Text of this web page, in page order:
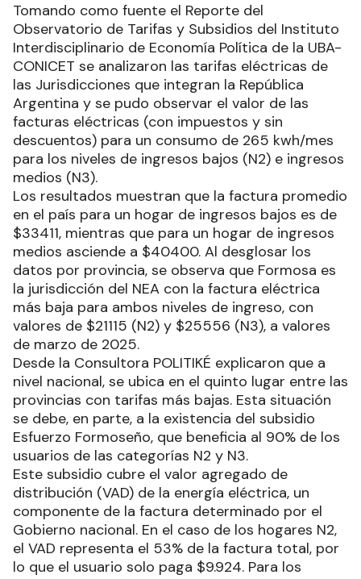
Tomando como fuente el Reporte del
Observatorio de Tarifas y Subsidios del Instituto
Interdisciplinario de Economía Política de la UBA-
CONICET se analizaron las tarifas eléctricas de
las Jurisdicciones que integran la República
Argentina y se pudo observar el valor de las
facturas eléctricas (con impuestos y sin
descuentos) para un consumo de 265 kwh/mes
para los niveles de ingresos bajos (N2) e ingresos
medios (N3).
Los resultados muestran que la factura promedio
en el país para un hogar de ingresos bajos es de
$33411, mientras que para un hogar de ingresos
medios asciende a $40400. Al desglosar los
datos por provincia, se observa que Formosa es
la jurisdicción del NEA con la factura eléctrica
más baja para ambos niveles de ingreso, con
valores de $21115 (N2) y $25556 (N3), a valores
de marzo de 2025.
Desde la Consultora POLITIKÉ explicaron que a
nivel nacional, se ubica en el quinto lugar entre las
provincias con tarifas más bajas. Esta situación
se debe, en parte, a la existencia del subsidio
Esfuerzo Formoseño, que beneficia al 90% de los
usuarios de las categorías N2 y N3.
Este subsidio cubre el valor agregado de
distribución (VAD) de la energía eléctrica, un
componente de la factura determinado por el
Gobierno nacional. En el caso de los hogares N2,
el VAD representa el 53% de la factura total, por
lo que el usuario solo paga $9.924. Para los